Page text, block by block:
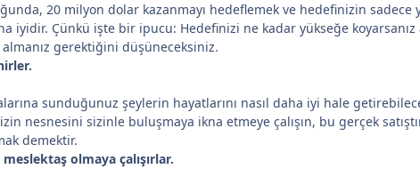
20 milyon dolar kazanmayı hedeflemek ve hedefinizin
iyidir. Çünkü işte bir ipucu: Hedefinizi ne kadar yükseğe
gerektiğini düşüneceksiniz.
sunduğunuz şeylerin hayatlarını nasıl daha iyi hale
nesnesini sizinle buluşmaya ikna etmeye çalışın, bu gerçek
demektir.
olmaya çalışırlar.